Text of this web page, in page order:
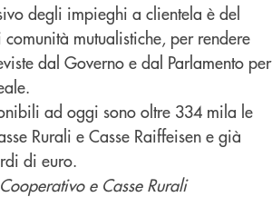
degli impieghi a clientela è del
mutualistiche, per rendere
dal Governo e dal Parlamento per
ad oggi sono oltre 334 mila le
Rurali e Casse Raiffeisen e già
di euro.
e Casse Rurali